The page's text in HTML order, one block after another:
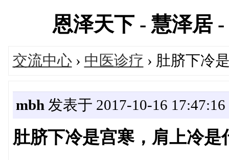
恩泽天下 - 慧泽居
交流中心› 中医诊疗 › 肚脐下冷
mbh 发表于 2017-10-16 17:47:16
肚脐下冷是宫寒，肩上冷是